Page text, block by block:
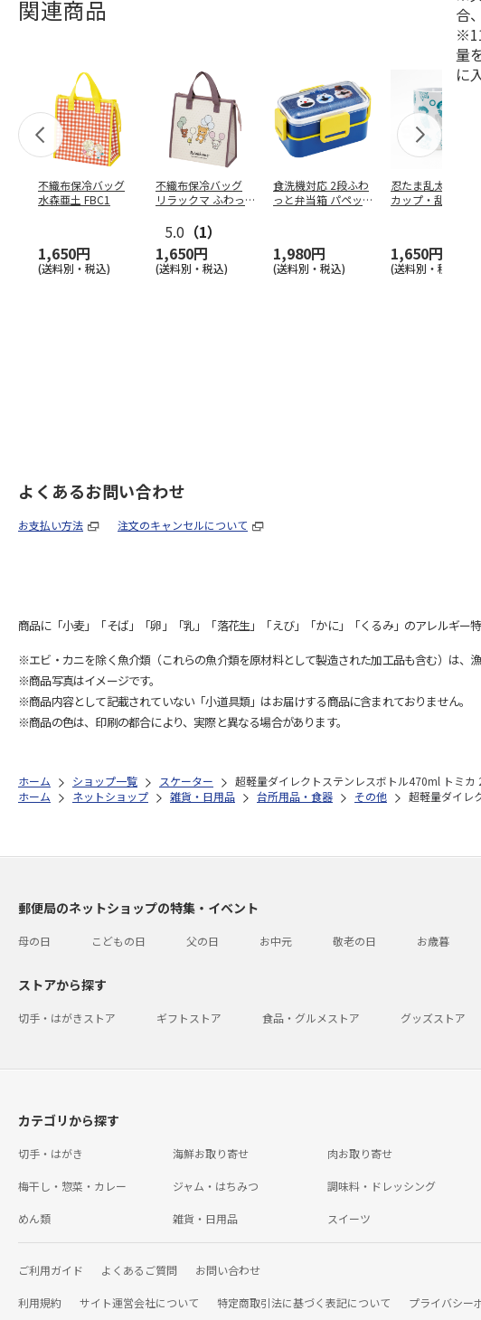
関連商品
不織布保冷バッグ
水森亜土 FBC1
1,650円
(送料別・税込)
不織布保冷バッグ
リラックマ ふわっ
5.0 （1）
1,650円
(送料別・税込)
食洗機対応 2段ふわ
っと弁当箱 パペッ
1,980円
(送料別・税込)
忍たま乱太郎 マグ
カップ・乱太郎・き
1,650円
(送料別・税込)
合
量
に
よくあるお問い合わせ
お支払い方法 注文のキャンセルについて
商品に「小麦」「そば」「卵」「乳」「落花生」「えび」「かに」「くるみ」のアレルギー
※エビ・カニを除く魚介類（これらの魚介類を原材料として製造された加工品も含む）は、
※商品写真はイメージです。
※商品内容として記載されていない「小道具類」はお届けする商品に含まれておりません。
※商品の色は、印刷の都合により、実際と異なる場合があります。
ホーム ショップ一覧 スケーター
超軽量ダイレクトステンレスボトル470ml トミカ
ホーム
ネットショップ 雑貨・日用品 台所用品・食器 その他 超軽量ダイレ
郵便局のネットショップの特集・イベント
母の日 こどもの日 父の日 お中元 敬老の日 お歳暮
ストアから探す
切手・はがきストア ギフトストア 食品・グルメストア グッズストア
カテゴリから探す
切手・はがき 海鮮お取り寄せ 肉お取り寄せ
梅干し・惣菜・カレー ジャム・はちみつ 調味料・ドレッシング
めん類 雑貨・日用品 スイーツ
ご利用ガイド よくあるご質問 お問い合わせ
利用規約 サイト運営会社について 特定商取引法に基づく表記について プライバシー